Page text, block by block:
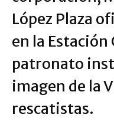
López Plaza
en la Estación
patronato
imagen de la
rescatistas.